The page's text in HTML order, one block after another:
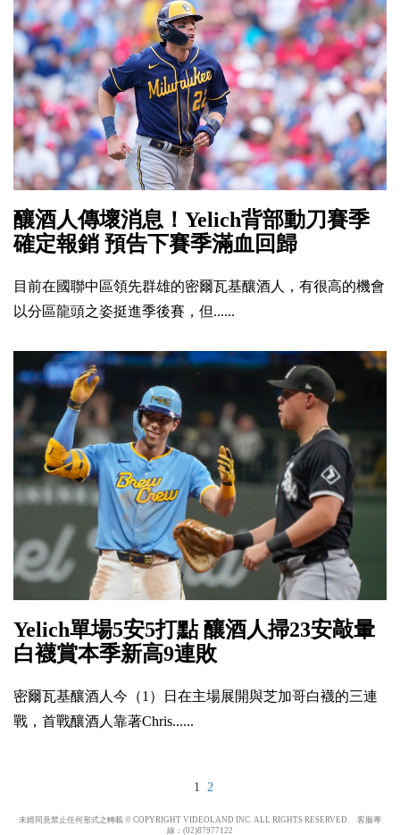
釀酒人傳壞消息！Yelich背部動刀賽季
確定報銷 預告下賽季滿血回歸
目前在國聯中區領先群雄的密爾瓦基釀酒人，有很高的機會
以分區龍頭之姿挺進季後賽，但......
Yelich單場5安5打點 釀酒人掃23安敲暈
白襪賞本季新高9連敗
密爾瓦基釀酒人今（1）日在主場展開與芝加哥白襪的三連
戰，首戰釀酒人靠著Chris......
1 2
未經同意禁止任何形式之轉載 © COPYRIGHT VIDEOLAND INC. ALL RIGHTS RESERVED. 客服專
線：(02)87977122